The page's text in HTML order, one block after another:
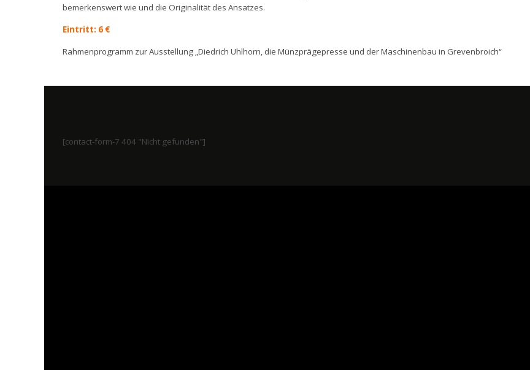
bemerkenswert wie und die Originalität des Ansatzes.
Eintritt: 6 €
Rahmenprogramm zur Ausstellung „Diedrich Uhlhorn, die Münzprägepresse und der Maschinenbau in Grevenbroich“
[contact-form-7 404 "Nicht gefunden"]